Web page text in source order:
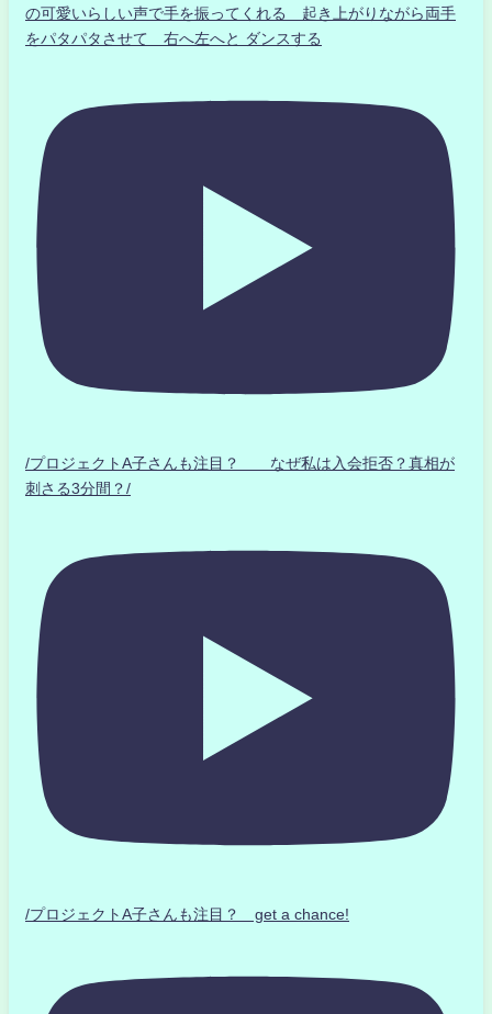
の可愛いらしい声で手を振ってくれる 起き上がりながら両手
をパタパタさせて 右へ左へと ダンスする
/プロジェクトA子さんも注目？ なぜ私は入会拒否？真相が
刺さる3分間？/
/プロジェクトA子さんも注目？ get a chance!